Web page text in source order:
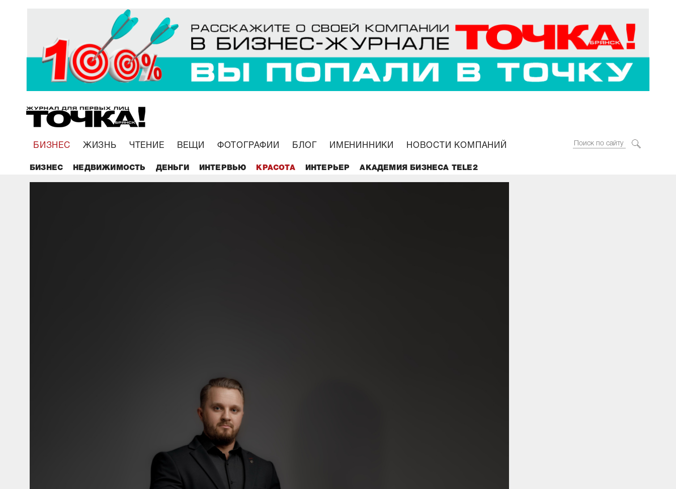
БИЗНЕС ЖИЗНЬ ЧТЕНИЕ ВЕЩИ ФОТОГРАФИИ БЛОГ ИМЕНИННИКИ НОВОСТИ КОМПАНИЙ
БИЗНЕС НЕДВИЖИМОСТЬ ДЕНЬГИ ИНТЕРВЬЮ КРАСОТА ИНТЕРЬЕР АКАДЕМИЯ БИЗНЕСА TELE2